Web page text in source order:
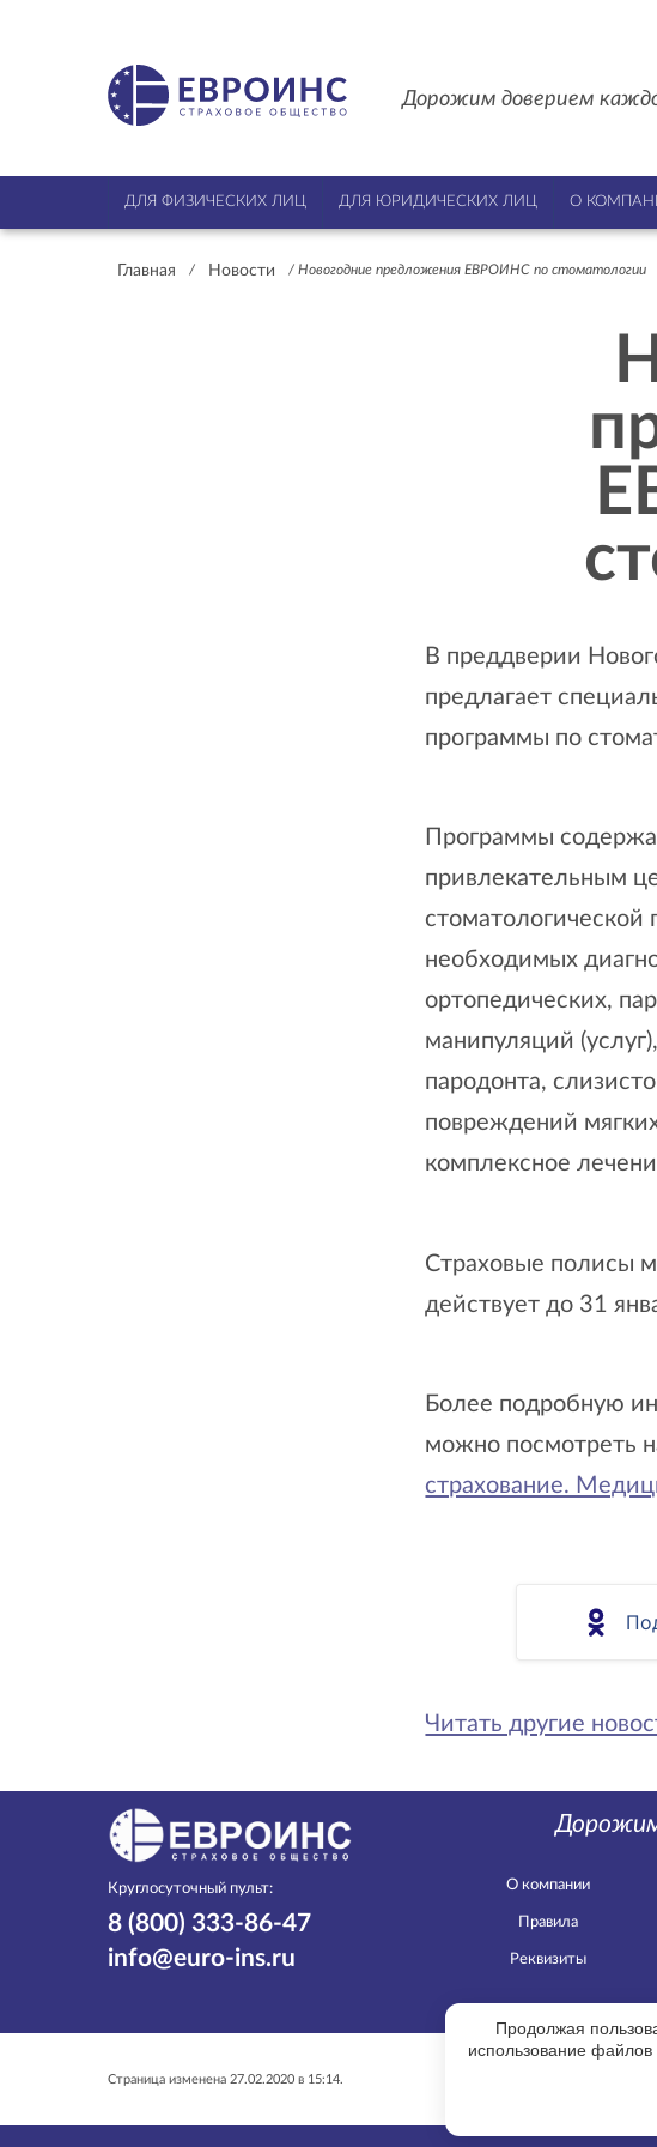
Дорожим доверием
ДЛЯ ФИЗИЧЕСКИХ ЛИЦ ДЛЯ ЮРИДИЧЕСКИХ ЛИЦ О
Главная / Новости / Новогодние предложения ЕВРОИНС по стоматологии
В преддверии
предлагает
программы по
Программы
привлекательным
необходимых
ортопедических,
манипуляций
пародонта,
повреждений
комплексное
Страховые полисы
действует до 31
Более подробную
можно посмотреть
страхование.
Читать другие
Круглосуточный пульт:
8 (800) 333-86-47
info@euro-ins.ru
О компании
Правила
Реквизиты
Страница изменена 27.02.2020 в 15:14.
Лицензии ЦБ РФ СЛ №
Продолжая
использование